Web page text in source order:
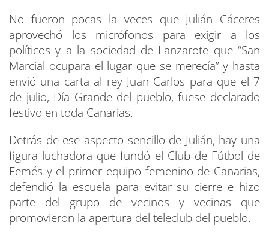
No fueron pocas la veces que Julián Cáceres
aprovechó los micrófonos para exigir a los
políticos y a la sociedad de Lanzarote que “San
Marcial ocupara el lugar que se merecía” y hasta
envió una carta al rey Juan Carlos para que el 7
de julio, Día Grande del pueblo, fuese declarado
festivo en toda Canarias.
Detrás de ese aspecto sencillo de Julián, hay una
figura luchadora que fundó el Club de Fútbol de
Femés y el primer equipo femenino de Canarias,
defendió la escuela para evitar su cierre e hizo
parte del grupo de vecinos y vecinas que
promovieron la apertura del teleclub del pueblo.